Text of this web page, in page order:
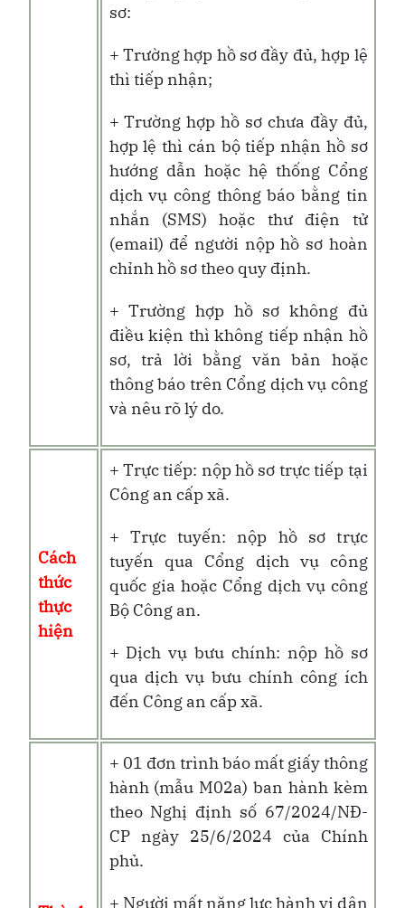
sơ:
+ Trường hợp hồ sơ đầy đủ, hợp lệ
thì tiếp nhận;
+ Trường hợp hồ sơ chưa đầy đủ,
hợp lệ thì cán bộ tiếp nhận hồ sơ
hướng dẫn hoặc hệ thống Cổng
dịch vụ công thông báo bằng tin
nhắn (SMS) hoặc thư điện tử
(email) để người nộp hồ sơ hoàn
chỉnh hồ sơ theo quy định.
+ Trường hợp hồ sơ không đủ
điều kiện thì không tiếp nhận hồ
sơ, trả lời bằng văn bản hoặc
thông báo trên Cổng dịch vụ công
và nêu rõ lý do.
Cách
thức
thực
hiện
+ Trực tiếp: nộp hồ sơ trực tiếp tại
Công an cấp xã.
+ Trực tuyến: nộp hồ sơ trực
tuyến qua Cổng dịch vụ công
quốc gia hoặc Cổng dịch vụ công
Bộ Công an.
+ Dịch vụ bưu chính: nộp hồ sơ
qua dịch vụ bưu chính công ích
đến Công an cấp xã.
+ 01 đơn trình báo mất giấy thông
hành (mẫu M02a) ban hành kèm
theo Nghị định số 67/2024/NĐ-
CP ngày 25/6/2024 của Chính
phủ.
+ Người mất năng lực hành vi dân